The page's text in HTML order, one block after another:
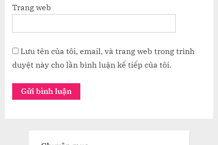
Trang web
Lưu tên của tôi, email, và trang web trong trình
duyệt này cho lần bình luận kế tiếp của tôi.